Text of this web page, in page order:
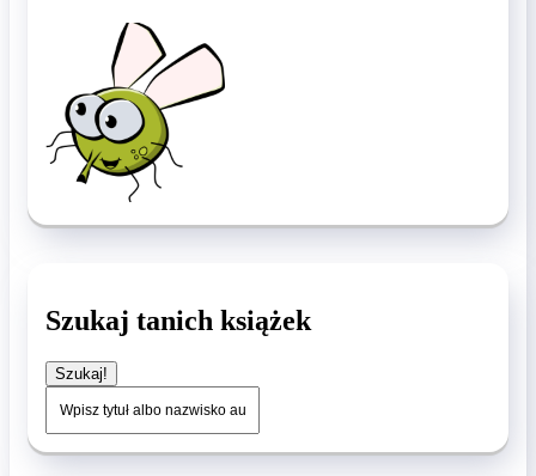
Szukaj tanich książek
Szukaj!